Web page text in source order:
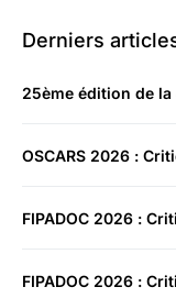
Derniers
25ème édition de
OSCARS 2026 :
FIPADOC 2026 :
FIPADOC 2026 :